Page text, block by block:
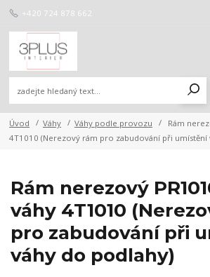
+420 724 878 662
Úvod Váhy Váhy podle provozu
Rám
4T1010 (Nerezový rám pro zabudování při umístění
Rám nerezový
váhy 4T1010
pro zabudování při
váhy do podlahy)